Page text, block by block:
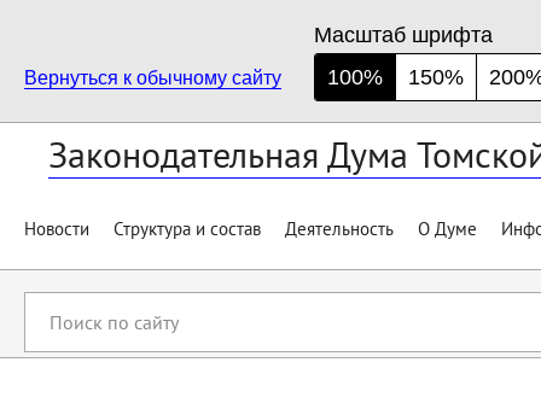
Вернуться к обычному сайту
Масштаб шрифта
100%
150%
Законодательная Дума
Новости Структура и состав Деятельность О Думе
сайту